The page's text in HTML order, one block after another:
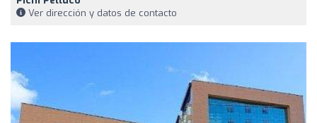
Ver dirección y datos de contacto